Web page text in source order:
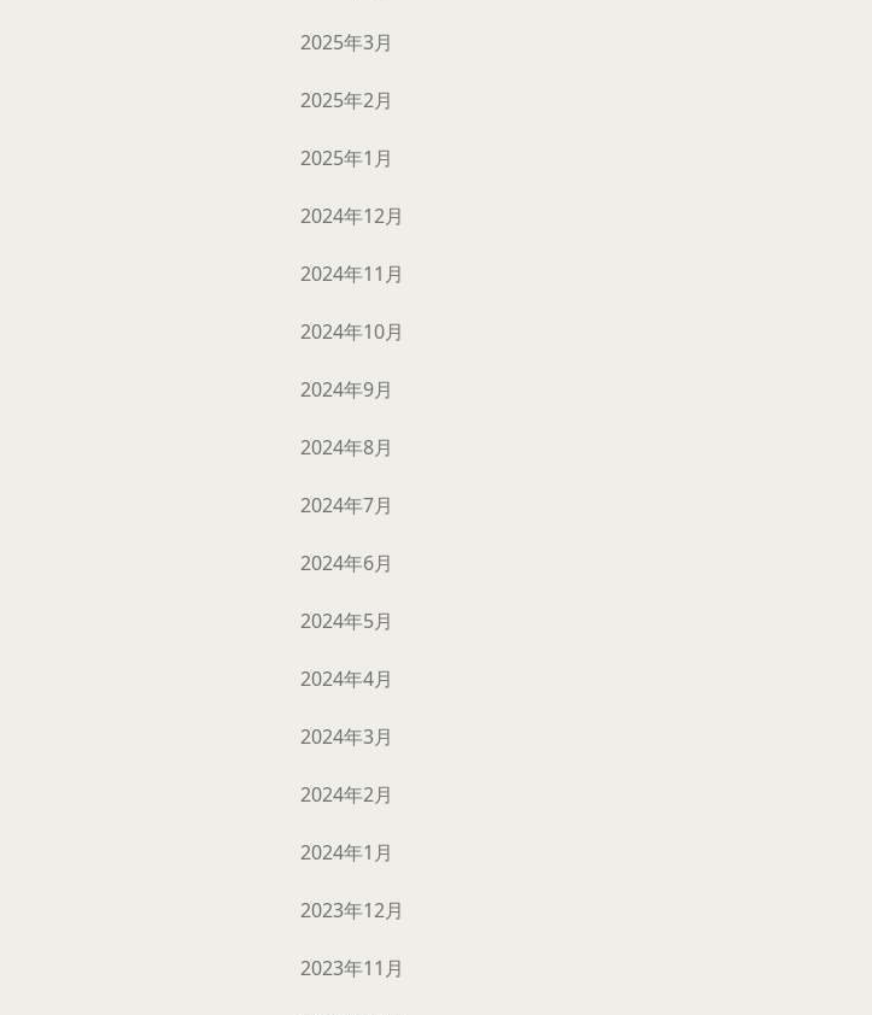
2025年3月
2025年2月
2025年1月
2024年12月
2024年11月
2024年10月
2024年9月
2024年8月
2024年7月
2024年6月
2024年5月
2024年4月
2024年3月
2024年2月
2024年1月
2023年12月
2023年11月